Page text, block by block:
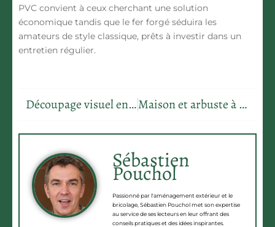
PVC convient à ceux cherchant une solution
économique tandis que le fer forgé séduira les
amateurs de style classique, prêts à investir dans un
entretien régulier.
Découpage visuel entre salon et salle à manger pour un espace convivial Maison et arbuste à fleurs violettes : l’élégance colorée qui sublime votre cadre
Sébastien
Pouchol
Passionné par l'aménagement extérieur et le
bricolage, Sébastien Pouchol met son expertise
au service de ses lecteurs en leur offrant des
conseils pratiques et des idées inspirantes.